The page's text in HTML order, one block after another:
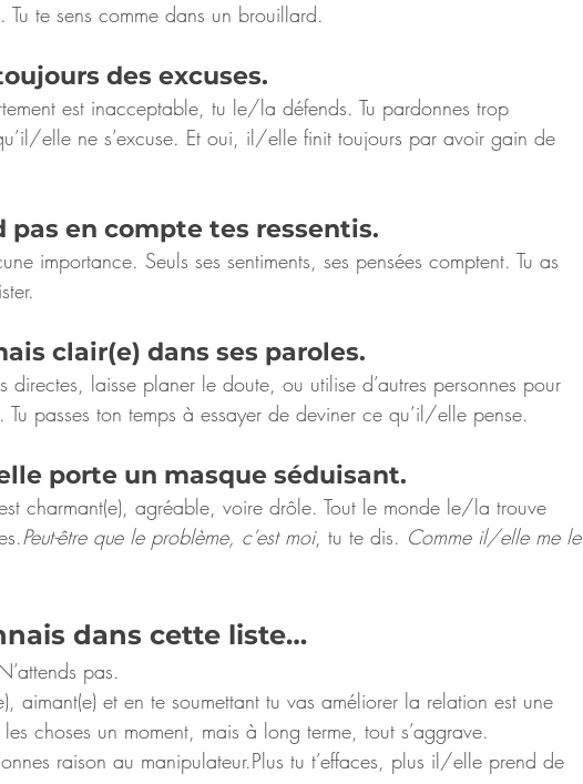
te sens comme dans un brouillard.
des excuses.
est inacceptable, tu le/la défends. Tu pardonnes trop
elle ne s’excuse. Et oui, il/elle finit toujours par avoir gain de
pas en compte tes ressentis.
importance. Seuls ses sentiments, ses pensées comptent. Tu as
clair(e) dans ses paroles.
directes, laisse planer le doute, ou utilise d’autres personnes pour
Tu passes ton temps à essayer de deviner ce qu’il/elle pense.
porte un masque séduisant.
charmant(e), agréable, voire drôle. Tout le monde le/la trouve
Peut-être que le problème, c’est moi, tu te dis. Comme il/elle me le
dans cette liste…
pas.
aimant(e) et en te soumettant tu vas améliorer la relation est une
choses un moment, mais à long terme, tout s’aggrave.
raison au manipulateur.Plus tu t’effaces, plus il/elle prend de